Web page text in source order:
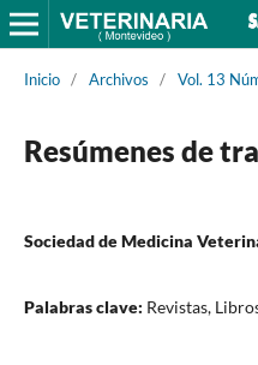
Inicio / Archivos / Vol. 13
Resúmenes de
Sociedad de Medicina
Palabras clave: Revistas,